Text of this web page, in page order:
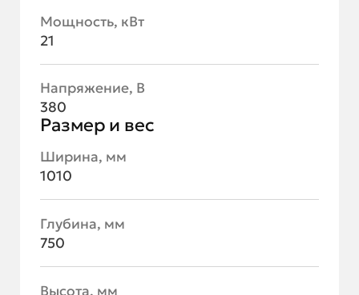
Мощность, кВт
21
Напряжение, В
380
Размер и вес
Ширина, мм
1010
Глубина, мм
750
Высота, мм